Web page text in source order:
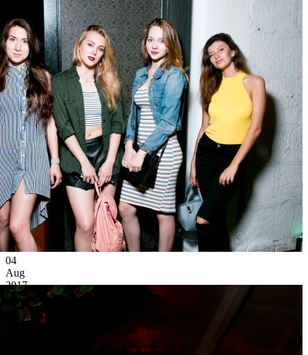
04
Aug
2017
Чердак
Friday
17 59